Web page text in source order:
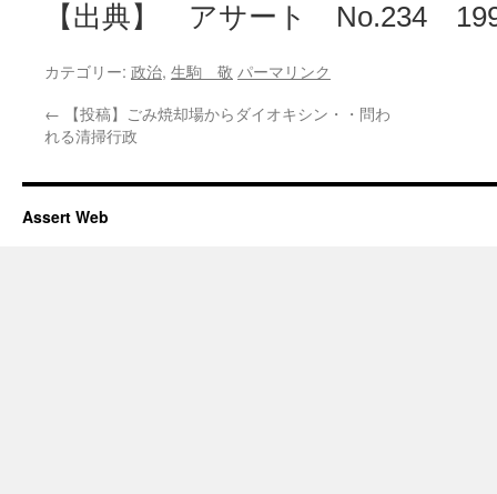
【出典】 アサート No.234
カテゴリー: 政治, 生駒 敬 パーマリンク
← 【投稿】ごみ焼却場からダイオキシン・・問わ
れる清掃行政
Assert Web